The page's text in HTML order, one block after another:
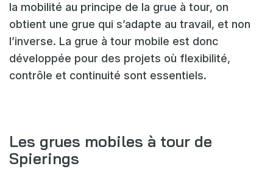
la mobilité au principe de la grue à tour, on
obtient une grue qui s’adapte au travail, et non
l’inverse. La grue à tour mobile est donc
développée pour des projets où flexibilité,
contrôle et continuité sont essentiels.
Les grues mobiles à tour de
Spierings